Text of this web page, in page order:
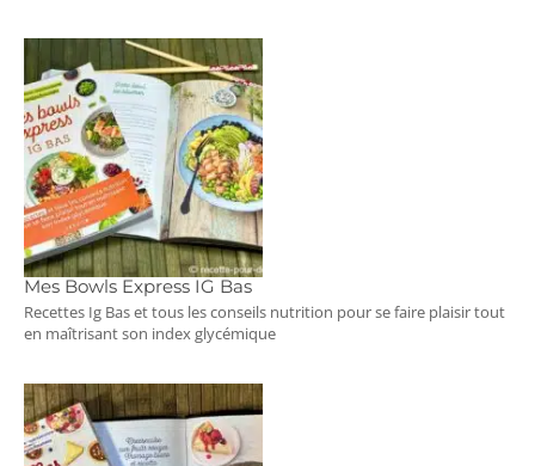
Mes Bowls Express IG Bas
Recettes Ig Bas et tous les conseils nutrition pour se faire plaisir tout
en maîtrisant son index glycémique